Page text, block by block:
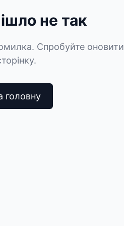
не так
Спробуйте оновити
головну